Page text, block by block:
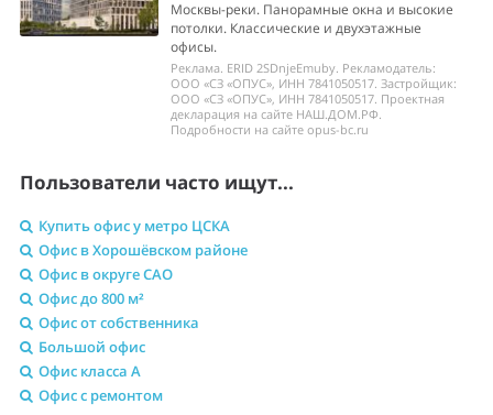
Москвы-реки. Панорамные окна и высокие
потолки. Классические и двухэтажные
офисы.
Реклама. ERID 2SDnjeEmuby. Рекламодатель:
ООО «СЗ «ОПУС», ИНН 7841050517. Застройщик:
ООО «СЗ «ОПУС», ИНН 7841050517. Проектная
декларация на сайте НАШ.ДОМ.РФ.
Подробности на сайте opus-bc.ru
Пользователи часто ищут...
Купить офис у метро ЦСКА
Офис в Хорошёвском районе
Офис в округе САО
Офис до 800 м²
Офис от собственника
Большой офис
Офис класса A
Офис с ремонтом